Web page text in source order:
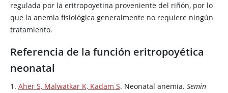
regulada por la eritropoyetina proveniente del riñón, por lo
que la anemia fisiológica generalmente no requiere ningún
tratamiento.
Referencia de la función eritropoyética
neonatal
1. Aher S, Malwatkar K, Kadam S. Neonatal anemia. Semin